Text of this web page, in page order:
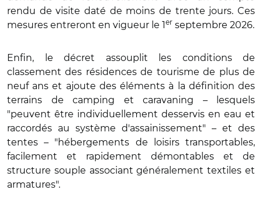
rendu de visite daté de moins de trente jours. Ces
mesures entreront en vigueur le 1er septembre 2026.
Enfin, le décret assouplit les conditions de
classement des résidences de tourisme de plus de
neuf ans et ajoute des éléments à la définition des
terrains de camping et caravaning – lesquels
"peuvent être individuellement desservis en eau et
raccordés au système d'assainissement" – et des
tentes – "hébergements de loisirs transportables,
facilement et rapidement démontables et de
structure souple associant généralement textiles et
armatures".